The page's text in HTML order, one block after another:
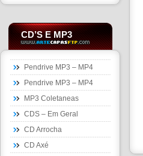
CD’S E MP3
Pendrive MP3 – MP4
Pendrive MP3 – MP4
MP3 Coletaneas
CDS – Em Geral
CD Arrocha
CD Axé